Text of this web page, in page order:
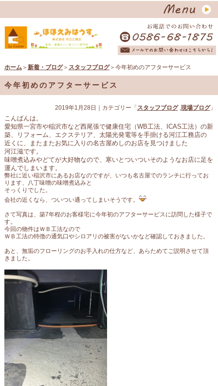
ホーム＞ 新着・ブログ＞ スタッフブログ＞今年初めのアフターサービス
今年初めのアフターサービス
2019年1月28日 ｜カテゴリー「 スタッフブログ,現場ブログ」
こんばんは。
愛知県一宮市や稲沢市など西尾張で健康住宅（WB工法、ICAS工法）の新
築、リフォーム、エクステリア、太陽光発電等を手掛ける河江工務店の
近くに、またまたお気に入りの名古屋めしのお店を見つけました
河江滋です。
味噌煮込みやどてが大好物なので、寒いとついついそのようなお店に足を
運んでしまいます。
弊社に近い稲沢市にあるお店なのですが、いつも名古屋でのランチに行ってお
ります、八丁味噌の味噌煮込みと
そっくりでした。
会社の近くなら、ついつい通ってしまいそうです。
さて写真は、築7年程のお客様宅に今年初のアフターサービスに訪問した様子で
す。
今回の物件はＷＢ工法なので
ＷＢ工法の特徴の通気口やシロアリの被害がないかなど確認しておきました。
あと、無垢のフローリングのお手入れの仕方など、あらためてご説明させて頂
きました。